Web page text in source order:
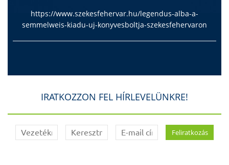
https://www.szekesfehervar.hu/legendus-alba-a-
semmelweis-kiadu-uj-konyvesboltja-szekesfehervaron
IRATKOZZON FEL HÍRLEVELÜNKRE!